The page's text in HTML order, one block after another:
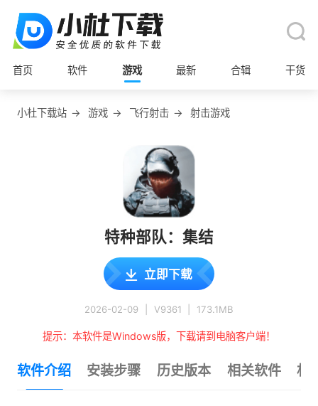
首页 软件 游戏 最新 合辑 干货
小杜下载站 → 游戏 → 飞行射击 → 射击游戏
特种部队：集结
立即下载
2026-02-09 V9361 173.1MB
提示：本软件是Windows版，下载请到电脑客户端！
软件介绍 安装步骤 历史版本 相关软件 相